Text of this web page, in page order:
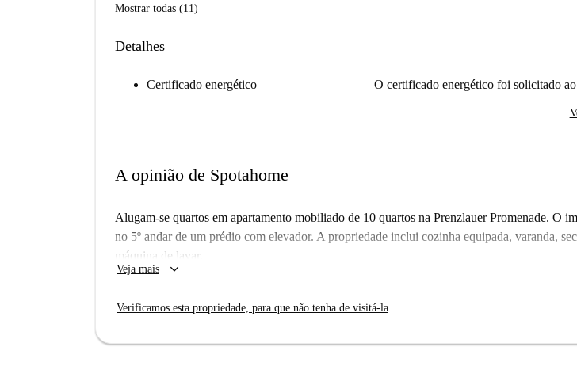
Mostrar todas (11)
Detalhes
Certificado energético O certificado energético foi solicitado
A opinião de Spotahome
Alugam-se quartos em apartamento mobiliado de 10 quartos na Prenzlauer Promenade. O
no 5º andar de um prédio com elevador. A propriedade inclui cozinha equipada, varanda,
máquina de lavar.
Veja mais keyboard_arrow_down
Verificamos esta propriedade, para que não tenha de visitá-la